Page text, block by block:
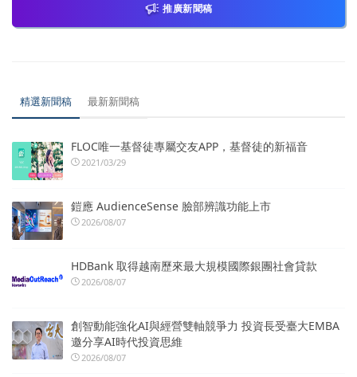
推廣新聞稿
精選新聞稿 最新新聞稿
FLOC唯一基督徒專屬交友APP，基督徒的新福音
2021/03/29
鎧應 AudienceSense 臉部辨識功能上市
2026/08/07
HDBank 取得越南歷來最大規模國際銀團社會貸款
2026/08/07
創智動能強化AI與經營雙軸競爭力 投資長受臺大EMBA
邀分享AI時代投資思維
2026/08/07